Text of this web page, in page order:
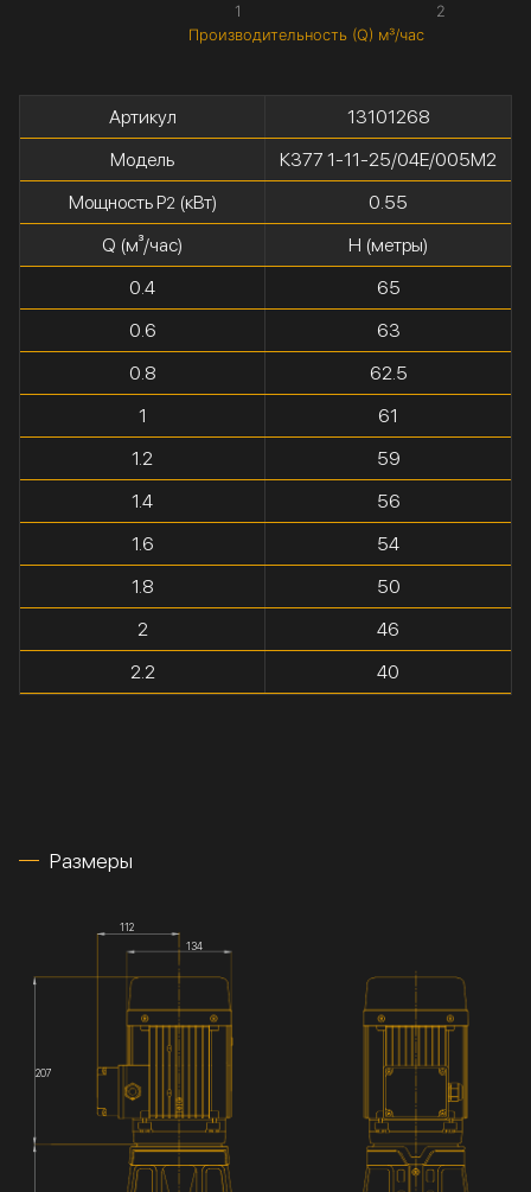
Производительность (Q) м³/час
1 2
Артикул
13101268
Модель
К377 1-11-25/04Е/005М2
Мощность P2(кВт)
0.55
Q (м³/час)
H (метры)
0.4
65
0.6
63
0.8
62.5
1
61
1.2
59
1.4
56
1.6
54
1.8
50
2
46
2.2
40
Размеры
112
134
207